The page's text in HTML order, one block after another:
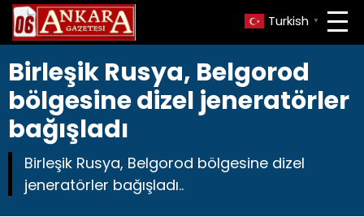
Turkish ▼
Birleşik Rusya, Belgorod
bölgesine dizel jeneratörler
bağışladı
Birleşik Rusya, Belgorod bölgesine dizel
jeneratörler bağışladı..